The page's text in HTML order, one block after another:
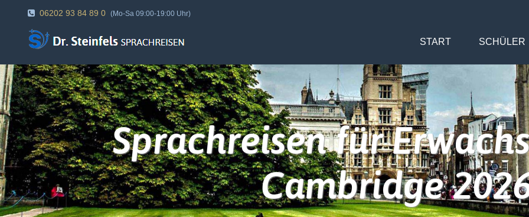
06202 93 84 89 0 (Mo-Sa 09:00-19:00 Uhr)
START SCHÜLER
Sprachreisen für
Cambridge